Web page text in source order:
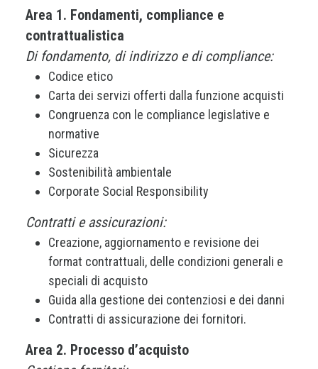
Area 1. Fondamenti, compliance e
contrattualistica
Di fondamento, di indirizzo e di compliance:
Codice etico
Carta dei servizi offerti dalla funzione acquisti
Congruenza con le compliance legislative e
normative
Sicurezza
Sostenibilità ambientale
Corporate Social Responsibility
Contratti e assicurazioni:
Creazione, aggiornamento e revisione dei
format contrattuali, delle condizioni generali e
speciali di acquisto
Guida alla gestione dei contenziosi e dei danni
Contratti di assicurazione dei fornitori.
Area 2. Processo d’acquisto